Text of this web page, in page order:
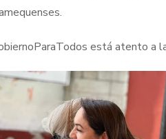
está atento a